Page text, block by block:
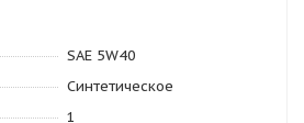
SAE 5W40
Синтетическое
1